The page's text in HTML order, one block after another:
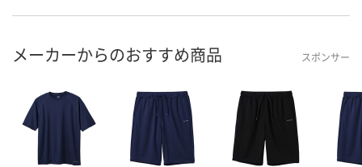
メーカーからのおすすめ商品 スポンサー